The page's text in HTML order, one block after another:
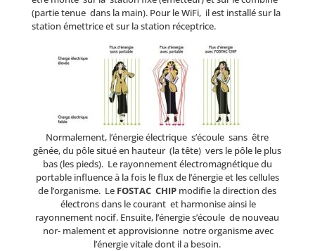
(partie tenue dans la main). Pour le WiFi, il est installé sur la
station émettrice et sur la station réceptrice.
Normalement, l’énergie électrique s’écoule sans être
gênée, du pôle situé en hauteur (la tête) vers le pôle le plus
bas (les pieds). Le rayonnement électromagnétique du
portable influence à la fois le flux de l’énergie et les cellules
de l’organisme. Le FOSTAC CHIP modifie la direction des
électrons dans le courant et harmonise ainsi le
rayonnement nocif. Ensuite, l’énergie s’écoule de nouveau
nor- malement et approvisionne notre organisme avec
l’énergie vitale dont il a besoin.